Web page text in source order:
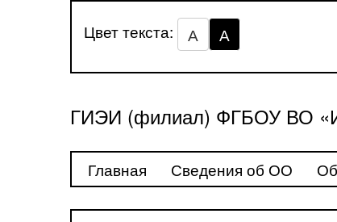
Цвет текста: А А
ГИЭИ (филиал) ФГБОУ ВО
Главная Сведения об ОО